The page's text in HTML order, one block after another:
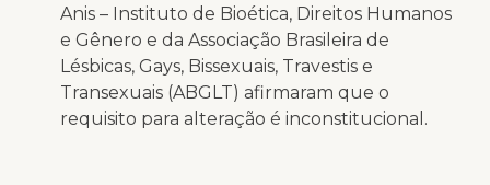
Anis – Instituto de Bioética, Direitos Humanos
e Gênero e da Associação Brasileira de
Lésbicas, Gays, Bissexuais, Travestis e
Transexuais (ABGLT) afirmaram que o
requisito para alteração é inconstitucional.